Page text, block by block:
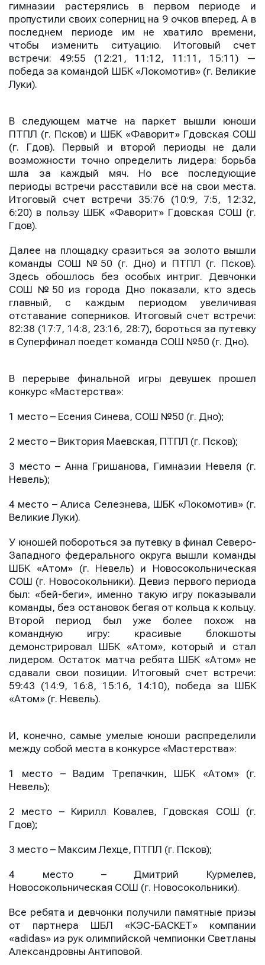
гимназии растерялись в первом периоде и
пропустили своих соперниц на 9 очков вперед. А в
последнем периоде им не хватило времени,
чтобы изменить ситуацию. Итоговый счет
встречи: 49:55 (12:21, 11:12, 11:11, 15:11) —
победа за командой ШБК «Локомотив» (г. Великие
Луки).
В следующем матче на паркет вышли юноши
ПТПЛ (г. Псков) и ШБК «Фаворит» Гдовская СОШ
(г. Гдов). Первый и второй периоды не дали
возможности точно определить лидера: борьба
шла за каждый мяч. Но все последующие
периоды встречи расставили всё на свои места.
Итоговый счет встречи 35:76 (10:9, 7:5, 12:32,
6:20) в пользу ШБК «Фаворит» Гдовская СОШ (г.
Гдов).
Далее на площадку сразиться за золото вышли
команды СОШ №50 (г. Дно) и ПТПЛ (г. Псков).
Здесь обошлось без особых интриг. Девчонки
СОШ №50 из города Дно показали, кто здесь
главный, с каждым периодом увеличивая
отставание соперников. Итоговый счет встречи:
82:38 (17:7, 14:8, 23:16, 28:7), бороться за путевку
в Суперфинал поедет команда СОШ №50 (г. Дно).
В перерыве финальной игры девушек прошел
конкурс «Мастерства»:
1 место – Есения Синева, СОШ №50 (г. Дно);
2 место – Виктория Маевская, ПТПЛ (г. Псков);
3 место – Анна Гришанова, Гимназии Невеля (г.
Невель);
4 место – Алиса Селезнева, ШБК «Локомотив» (г.
Великие Луки).
У юношей побороться за путевку в финал Северо-
Западного федерального округа вышли команды
ШБК «Атом» (г. Невель) и Новосокольническая
СОШ (г. Новосокольники). Девиз первого периода
был: «бей-беги», именно такую игру показывали
команды, без остановок бегая от кольца к кольцу.
Второй период был уже более похож на
командную игру: красивые блокшоты
демонстрировал ШБК «Атом», который и стал
лидером. Остаток матча ребята ШБК «Атом» не
сдавали свои позиции. Итоговый счет встречи:
59:43 (14:9, 16:8, 15:16, 14:10), победа за ШБК
«Атом» (г. Невель).
И, конечно, самые умелые юноши распределили
между собой места в конкурсе «Мастерства»:
1 место – Вадим Трепачкин, ШБК «Атом» (г.
Невель);
2 место – Кирилл Ковалев, Гдовская СОШ (г.
Гдов);
3 место – Максим Лехце, ПТПЛ (г. Псков);
4 место – Дмитрий Курмелев,
Новосокольническая СОШ (г. Новосокольники).
Все ребята и девчонки получили памятные призы
от партнера ШБЛ «КЭС-БАСКЕТ» компании
«adidas» из рук олимпийской чемпионки Светланы
Александровны Антиповой.
Имя
Имя
Имя